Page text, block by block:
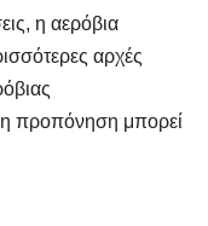
η αερόβια
αρχές
προπόνηση μπορεί